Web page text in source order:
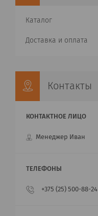
Каталог
Доставка и оплата
Контакты
Менеджер Иван
+375 (25) 500-88-24